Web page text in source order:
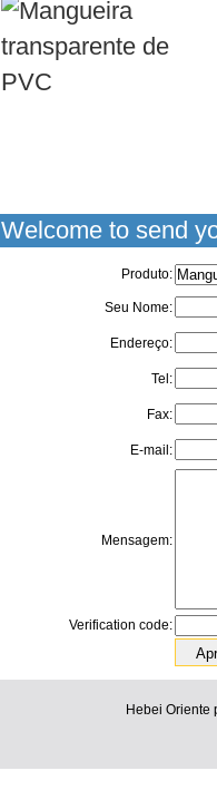
Welcome to send
Produto:
Seu Nome:
Endereço:
Tel:
Fax:
E-mail:
Mensagem:
Verification code:
Hebei